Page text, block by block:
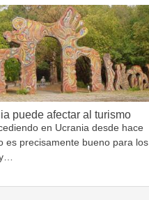
puede afectar al turismo
en Ucrania desde hace
es precisamente bueno para los